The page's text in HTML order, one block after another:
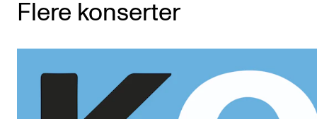
Flere konserter